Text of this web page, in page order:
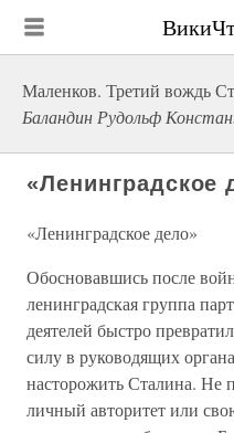
Маленков. Третий вождь
Баландин Рудольф
«Ленинградское
«Ленинградское дело»
Обосновавшись после
ленинградская группа
деятелей быстро
силу в руководящих
насторожить Сталина. Не
личный авторитет или